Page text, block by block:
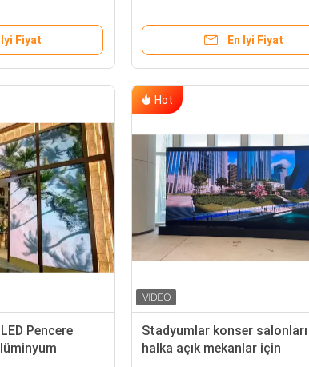
Sabit LED Ekran
Iyi Fiyat
Ticari Alanlar için Esnek
Ekran SeçenekleriEn Iyi Fiyat
Pencere
Hot
Stadyumlar konser salonları
halka açık mekanlar için